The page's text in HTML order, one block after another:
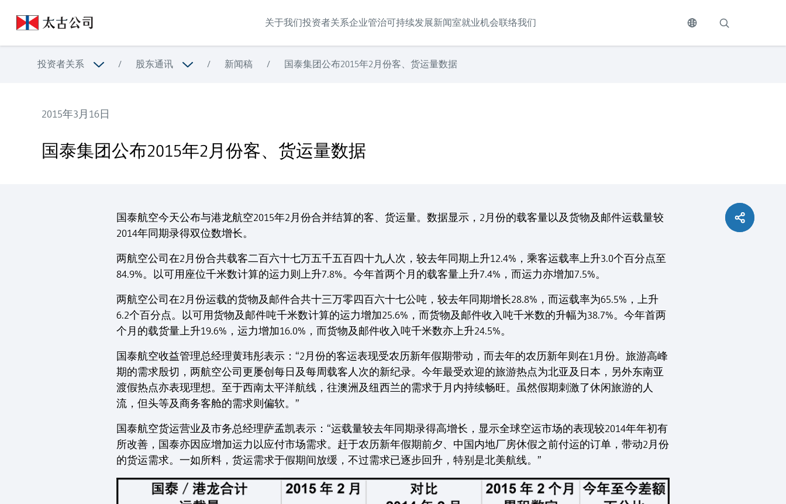
关于我们投资者关系企业管治可持续发展新闻室就业机会联络我们
投资者关系 / 股东通讯 / 新闻稿 / 国泰集团公布2015年2月份客、货运量数据
2015年3月16日
国泰集团公布2015年2月份客、货运量数据
国泰航空今天公布与港龙航空2015年2月份合并结算的客、货运量。数据显示，2月份的载客量以及货物及邮件运载量较
2014年同期录得双位数增长。
两航空公司在2月份合共载客二百六十七万五千五百四十九人次，较去年同期上升12.4%，乘客运载率上升3.0个百分点至
84.9%。以可用座位千米数计算的运力则上升7.8%。今年首两个月的载客量上升7.4%，而运力亦增加7.5%。
两航空公司在2月份运载的货物及邮件合共十三万零四百六十七公吨，较去年同期增长28.8%，而运载率为65.5%，上升
6.2个百分点。以可用货物及邮件吨千米数计算的运力增加25.6%，而货物及邮件收入吨千米数的升幅为38.7%。今年首两
个月的载货量上升19.6%，运力增加16.0%，而货物及邮件收入吨千米数亦上升24.5%。
国泰航空收益管理总经理黄玮彤表示：“2月份的客运表现受农历新年假期带动，而去年的农历新年则在1月份。旅游高峰
期的需求殷切，两航空公司更屡创每日及每周载客人次的新纪录。今年最受欢迎的旅游热点为北亚及日本，另外东南亚
渡假热点亦表现理想。至于西南太平洋航线，往澳洲及纽西兰的需求于月内持续畅旺。虽然假期刺激了休闲旅游的人
流，但头等及商务客舱的需求则偏软。”
国泰航空货运营业及市务总经理萨孟凯表示：“运载量较去年同期录得高增长，显示全球空运市场的表现较2014年年初有
所改善，国泰亦因应增加运力以应付市场需求。赶于农历新年假期前夕、中国内地厂房休假之前付运的订单，带动2月份
的货运需求。一如所料，货运需求于假期间放缓，不过需求已逐步回升，特别是北美航线。”